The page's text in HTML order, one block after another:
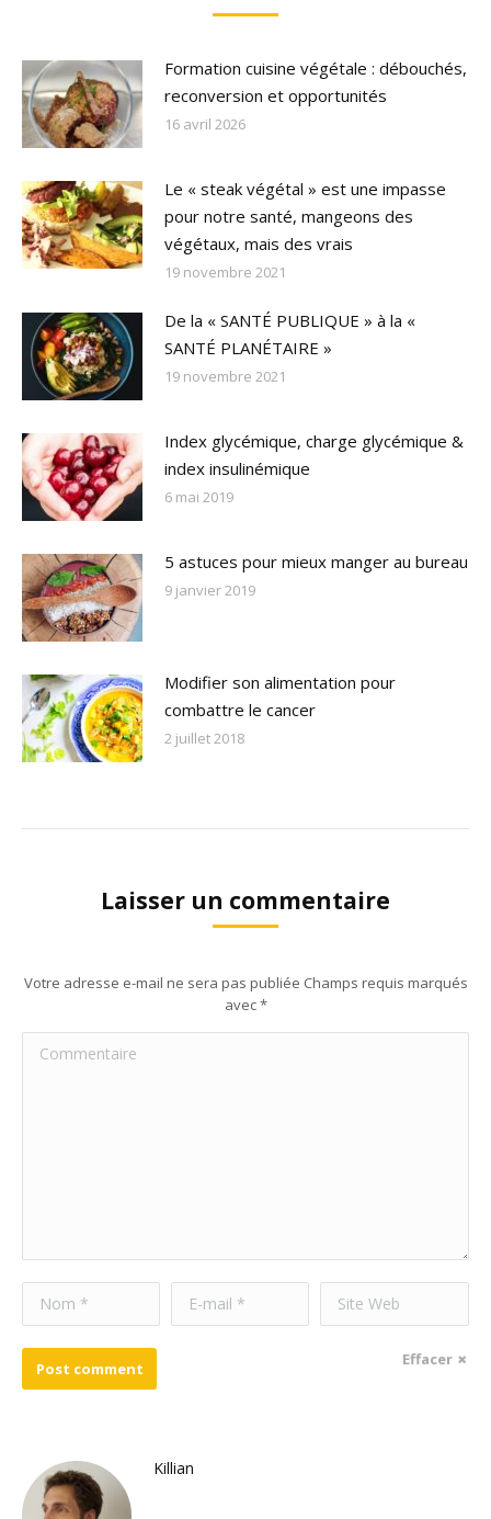
Formation cuisine végétale : débouchés,
reconversion et opportunités
16 avril 2026
Le « steak végétal » est une impasse
pour notre santé, mangeons des
végétaux, mais des vrais
19 novembre 2021
De la « SANTÉ PUBLIQUE » à la «
SANTÉ PLANÉTAIRE »
19 novembre 2021
Index glycémique, charge glycémique &
index insulinémique
6 mai 2019
5 astuces pour mieux manger au bureau
9 janvier 2019
Modifier son alimentation pour
combattre le cancer
2 juillet 2018
Laisser un commentaire
Votre adresse e-mail ne sera pas publiée Champs requis marqués
avec*
Commentaire
Nom * E-mail * Site Web
Effacer
Post comment
Killian